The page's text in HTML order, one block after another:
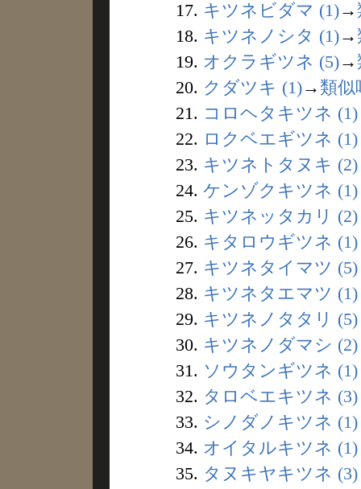
17. キツネビダマ (1)→
18. キツネノシタ (1)→
19. オクラギツネ (5)→
20. クダツキ (1)→ 類似
21. コロヘタキツネ (1)
22. ロクベエギツネ (1)
23. キツネトタヌキ (2)
24. ケンゾクキツネ (1)
25. キツネッタカリ (2)
26. キタロウギツネ (1)
27. キツネタイマツ (5)
28. キツネタエマツ (1)
29. キツネノタタリ (5)
30. キツネノダマシ (2)
31. ソウタンギツネ (1)
32. タロベエキツネ (3)
33. シノダノキツネ (1)
34. オイタルキツネ (1)
35. タヌキヤキツネ (3)